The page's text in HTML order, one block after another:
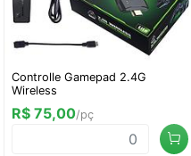
Controlle Gamepad 2.4G
Wireless
R$ 75,00/pç